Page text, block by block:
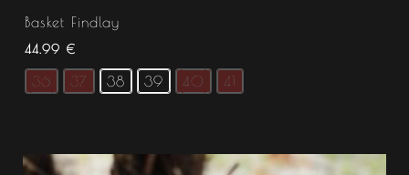
Basket Findlay
44.99 €
36 37 38 39 40 41